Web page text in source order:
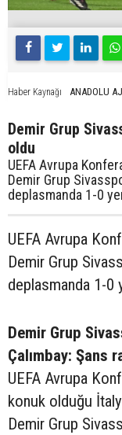
Haber Kaynağı ANADOLU
Demir Grup
oldu
UEFA Avrupa
Demir Grup
deplasmanda 1-0
UEFA Avrupa
Demir Grup
deplasmanda 1-0
Demir Grup
Çalımbay: Şans
UEFA Avrupa
konuk olduğu
Demir Grup